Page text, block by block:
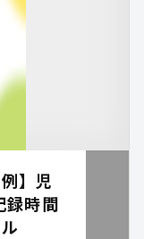
】児
録時間